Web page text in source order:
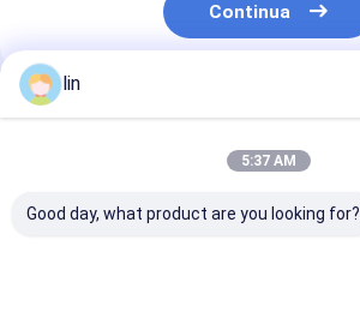
Continua
Prodotti Raccomandati
lin
5:37 AM
Good day, what product are you looking for?